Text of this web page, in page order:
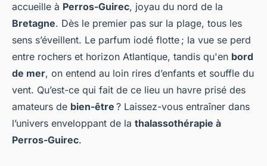
accueille à Perros-Guirec, joyau du nord de la
Bretagne. Dès le premier pas sur la plage, tous les
sens s’éveillent. Le parfum iodé flotte ; la vue se perd
entre rochers et horizon Atlantique, tandis qu'en bord
de mer, on entend au loin rires d’enfants et souffle du
vent. Qu’est-ce qui fait de ce lieu un havre prisé des
amateurs de bien-être ? Laissez-vous entraîner dans
l’univers enveloppant de la thalassothérapie à
Perros-Guirec.